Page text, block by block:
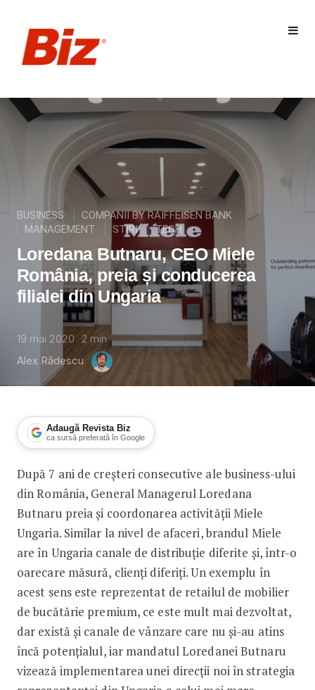
BUSINESS
COMPANII BY RAIFFEISEN BANK
MANAGEMENT
STIRI TECH
Loredana Butnaru, CEO Miele
România, preia și conducerea
filialei din Ungaria
19 mai 2020 2 min
Alex Rădescu
Adaugă Revista Biz
ca sursă preferată în Google
Loredana Butnaru, CEO Miele
După 7 ani de creșteri consecutive ale business-ului
din România, General Managerul Loredana
Butnaru preia și coordonarea activității Miele
Ungaria. Similar la nivel de afaceri, brandul Miele
are în Ungaria canale de distribuție diferite și, într-o
oarecare măsură, clienți diferiți. Un exemplu în
acest sens este reprezentat de retailul de mobilier
de bucătărie premium, ce este mult mai dezvoltat,
dar există și canale de vânzare care nu și-au atins
încă potențialul, iar mandatul Loredanei Butnaru
vizează implementarea unei direcții noi în strategia